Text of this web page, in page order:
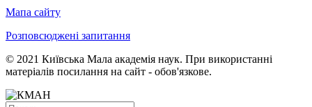
Мапа сайту
Розповсюджені запитання
© 2021 Київська Мала академія наук. При використанні
матеріалів посилання на сайт - обов'язкове.